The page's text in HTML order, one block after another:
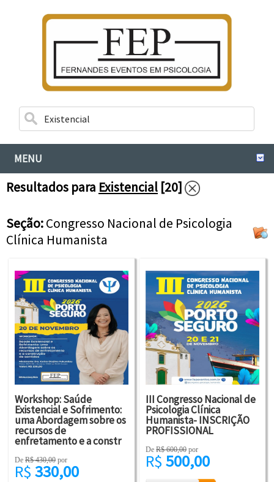
MENU
Resultados para Existencial [20]
Seção:Congresso Nacional de Psicologia
Clínica Humanista
Workshop: Saúde
Existencial e Sofrimento:
uma Abordagem sobre os
recursos de
enfretamento e a constr
De R$ 430,00 por
R$ 330,00
III Congresso Nacional de
Psicologia Clínica
Humanista- INSCRIÇÃO
PROFISSIONAL
De R$ 600,00 por
R$ 500,00